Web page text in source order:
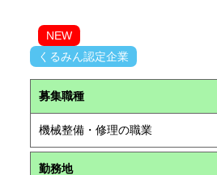
NEW
くるみん認定企業
募集職種
機械整備・修理の職業
勤務地